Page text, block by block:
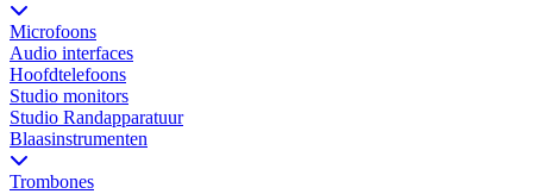
Microfoons
Audio interfaces
Hoofdtelefoons
Studio monitors
Studio Randapparatuur
Blaasinstrumenten
Trombones